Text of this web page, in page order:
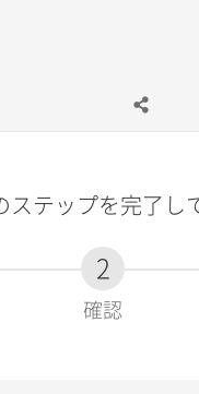
ステップを完了し
2
確認